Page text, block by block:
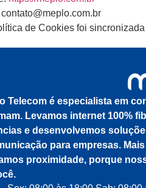
contato@meplo.com.br
de Cookies foi
Telecom é especialista em
Levamos internet 100%
e desenvolvemos
para empresas.
proximidade, porque